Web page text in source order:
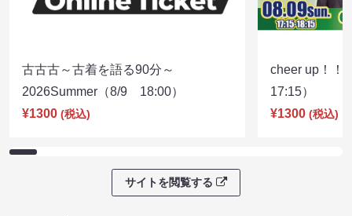
古古古～古着を語る90分～
2026Summer（8/9 18:00）
¥1300 (税込)
cheer up！
17:15）
¥1300 (税込)
サイトを閲覧する